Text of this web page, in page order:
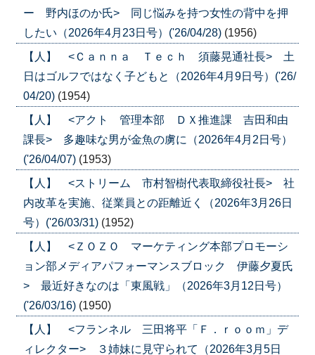
ー 野内ほのか氏> 同じ悩みを持つ女性の背中を押
したい（2026年4月23日号）('26/04/28) (1956)
【人】 <Ｃａｎｎａ Ｔｅｃｈ 須藤晃通社長> 土
日はゴルフではなく子どもと（2026年4月9日号）('26/
04/20) (1954)
【人】 <アクト 管理本部 ＤＸ推進課 吉田和由
課長> 多趣味な男が金魚の虜に（2026年4月2日号）
('26/04/07) (1953)
【人】 <ストリーム 市村智樹代表取締役社長> 社
内改革を実施、従業員との距離近く（2026年3月26日
号）('26/03/31) (1952)
【人】 <ＺＯＺＯ マーケティング本部プロモーシ
ョン部メディアパフォーマンスブロック 伊藤夕夏氏
> 最近好きなのは「東風戦」（2026年3月12日号）
('26/03/16) (1950)
【人】 <フランネル 三田将平「Ｆ．ｒｏｏｍ」デ
ィレクター> ３姉妹に見守られて（2026年3月5日